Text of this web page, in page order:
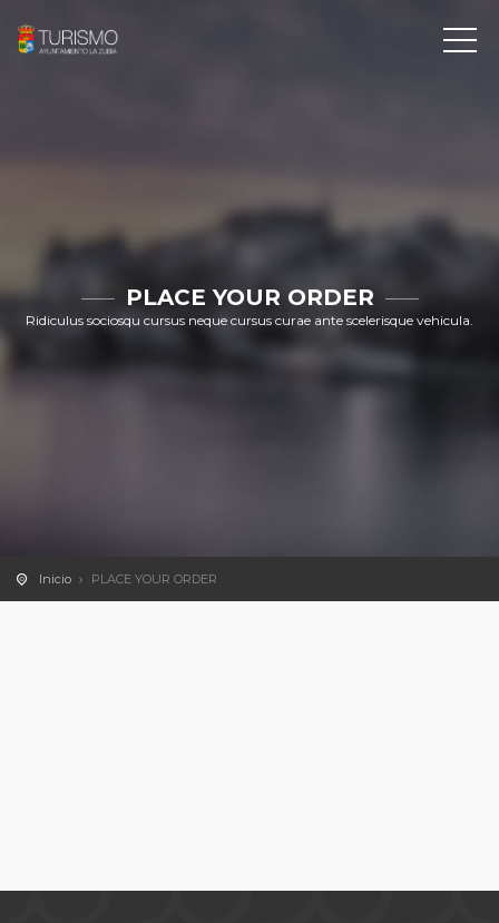
PLACE YOUR ORDER
Ridiculus sociosqu cursus neque cursus curae ante scelerisque vehicula.
Inicio PLACE YOUR ORDER